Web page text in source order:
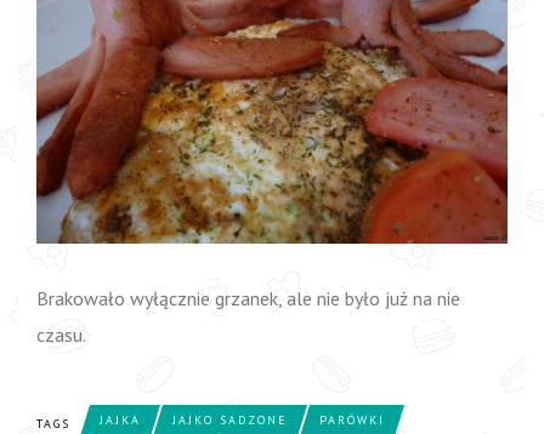
Brakowało wyłącznie grzanek, ale nie było już na nie
czasu.
TAGS JAJKA JAJKO SADZONE PARÓWKI